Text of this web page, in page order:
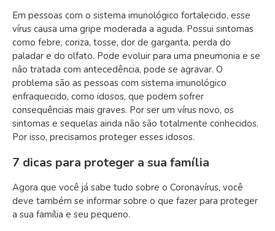
Em pessoas com o sistema imunológico fortalecido, esse
vírus causa uma gripe moderada a aguda. Possui sintomas
como febre, coriza, tosse, dor de garganta, perda do
paladar e do olfato. Pode evoluir para uma pneumonia e se
não tratada com antecedência, pode se agravar. O
problema são as pessoas com sistema imunológico
enfraquecido, como idosos, que podem sofrer
consequências mais graves. Por ser um vírus novo, os
sintomas e sequelas ainda não são totalmente conhecidos.
Por isso, precisamos proteger esses idosos.
7 dicas para proteger a sua família
Agora que você já sabe tudo sobre o Coronavírus, você
deve também se informar sobre o que fazer para proteger
a sua família e seu pequeno.